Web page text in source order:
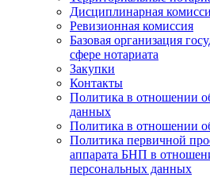
Дисциплинарная
Ревизионная комиссия
Базовая организация
сфере нотариата
Закупки
Контакты
Политика в отношении
данных
Политика в отношении
Политика первичной
аппарата БНП в
персональных данных